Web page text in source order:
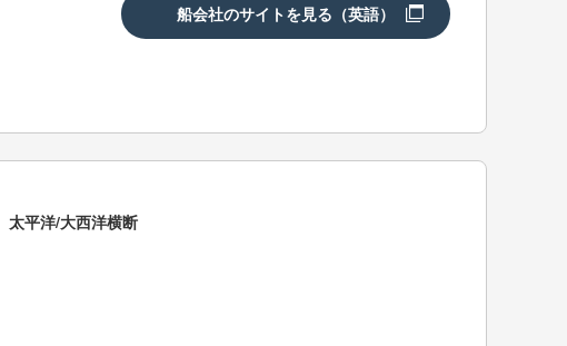
船会社のサイトを見る（英語）
太平洋/大西洋横断